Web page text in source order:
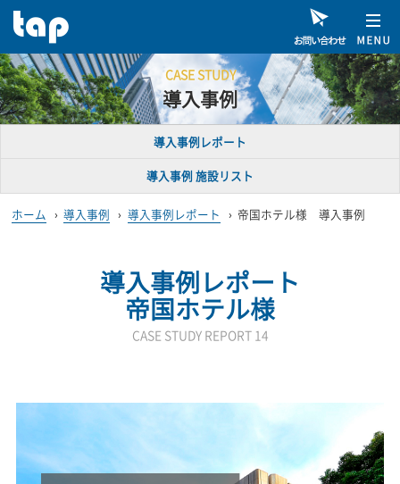
CASE STUDY
導入事例
導入事例レポート
導入事例 施設リスト
ホーム › 導入事例 › 導入事例レポート › 帝国ホテル様 導入事例
導入事例レポート
帝国ホテル様
CASE STUDY REPORT 14